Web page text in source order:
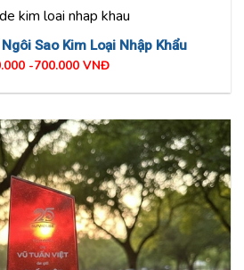
Sao Kim Loại Nhập Khẩu
-700.000 VNĐ